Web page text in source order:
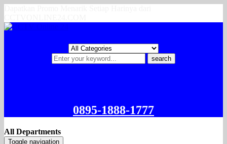
search
0895-1888-1777
All Departments
Toggle navigation